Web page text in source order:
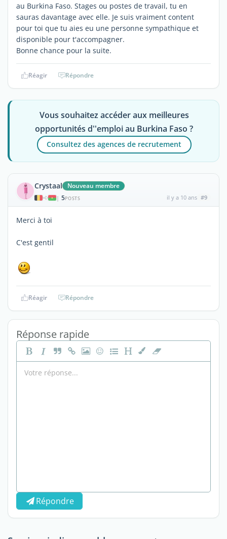
au Burkina Faso. Stages ou postes de travail, tu en
sauras davantage avec elle. Je suis vraiment content
pour toi que tu aies eu une personne sympathique et
disponible pour t'accompagner.
Bonne chance pour la suite.
Réagir Répondre
Vous souhaitez accéder aux meilleures
opportunités d''emploi au Burkina Faso ?
Consultez des agences de recrutement
Crystaal Nouveau membre
| 5POSTS il y a 10 ans #9
Merci à toi
C'est gentil
Réagir Répondre
Réponse rapide
Répondre